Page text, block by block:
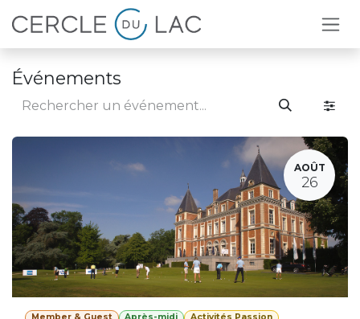
Se rendre au contenu
Événements
AOÛT
26